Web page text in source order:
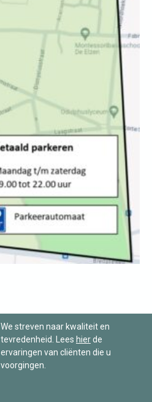
We streven naar kwaliteit en
tevredenheid. Lees hierde
ervaringen van cliënten die u
voorgingen.